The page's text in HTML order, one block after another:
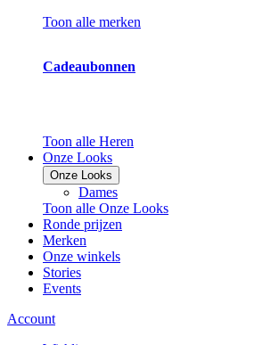
Toon alle merken
Cadeaubonnen
Toon alle Heren
Onze Looks
Onze Looks
Dames
Toon alle Onze Looks
Ronde prijzen
Merken
Onze winkels
Stories
Events
Account